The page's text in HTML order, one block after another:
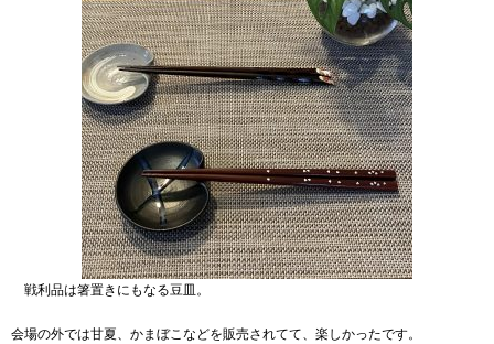
戦利品は箸置きにもなる豆皿。
会場の外では甘夏、かまぼこなどを販売されてて、楽しかったです。